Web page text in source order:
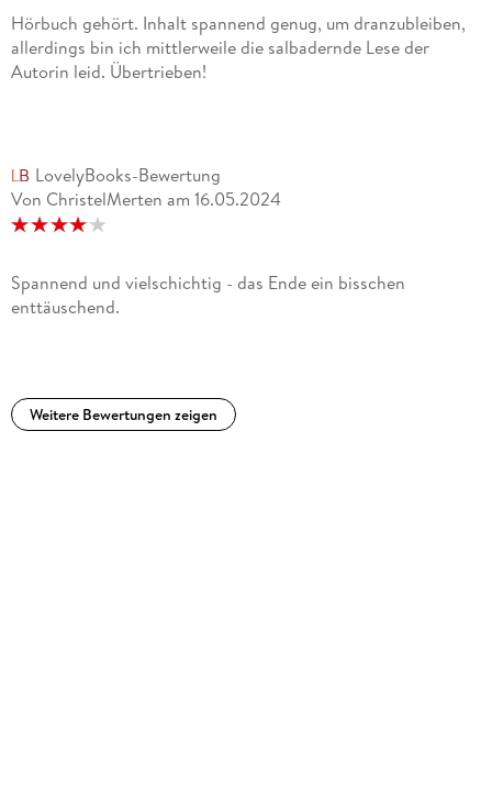
Hörbuch gehört. Inhalt spannend genug, um dranzubleiben,
allerdings bin ich mittlerweile die salbadernde Lese der
Autorin leid. Übertrieben!
LovelyBooks-Bewertung
Von ChristelMerten am 16.05.2024
Spannend und vielschichtig - das Ende ein bisschen
enttäuschend.
Weitere Bewertungen zeigen